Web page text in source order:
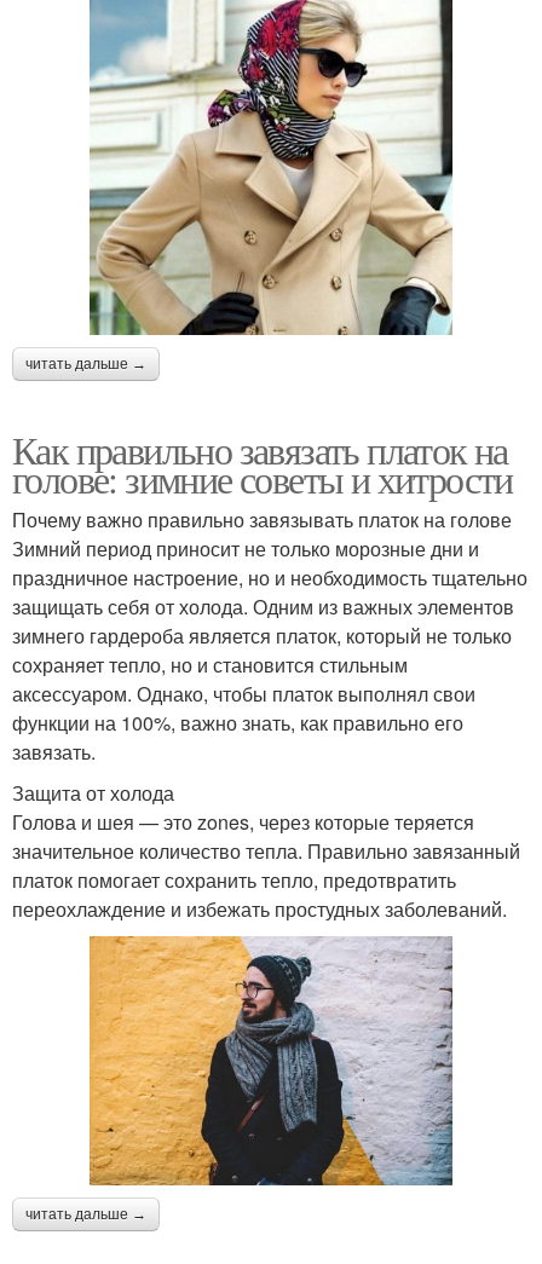
читать дальше →
Как правильно завязать платок на
голове: зимние советы и хитрости
Почему важно правильно завязывать платок на голове
Зимний период приносит не только морозные дни и
праздничное настроение, но и необходимость тщательно
защищать себя от холода. Одним из важных элементов
зимнего гардероба является платок, который не только
сохраняет тепло, но и становится стильным
аксессуаром. Однако, чтобы платок выполнял свои
функции на 100%, важно знать, как правильно его
завязать.
Защита от холода
Голова и шея — это zones, через которые теряется
значительное количество тепла. Правильно завязанный
платок помогает сохранить тепло, предотвратить
переохлаждение и избежать простудных заболеваний.
читать дальше →